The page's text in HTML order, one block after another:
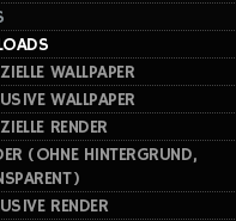
WALLPAPER
WALLPAPER
RENDER
(OHNE HINTERGRUND,
RENDER